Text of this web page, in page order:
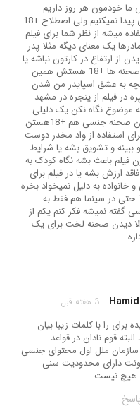
خودمون هر روز داریم
میگردیم چیز بدرد بخوری پیدا نمیکنیم ولی اصطلاح +18
میشه از نظر شما برای فیلم
یک معنای دیگه مثلا پدر
از ارتفاع در کارتون نباشه یا
صحنه پرواز براشون این صحنه ها +18 هستش همین
به عشق اسپایدر من شدن
در فیلم از پنجره در مشهد
موضوع نگاه نکن یک دلیلی
داره که بعضی فیلمها بدون صحنه جنسی هم +18هستن
استفاده از واد مخدر دوست
و تشویق بشه یا شرایط
فیلم باعث بشه نگاه کودک به
ارزش بشه یا در فیلم برای
به دلیل نمیخواد بخره
بازم بگم یا بسه پس +18 حتی در سینما هم فقط به
گفته نمیشه فکر کنم یکم از
دیدن صحنه لخت برای یک
3 هفته قبل
برای را با کلمات زیبا بیان
قوم نادان در قواعد
سازمان ملل اول محتوای جنسی
دارای محدودیت سنی
هیچ نیست